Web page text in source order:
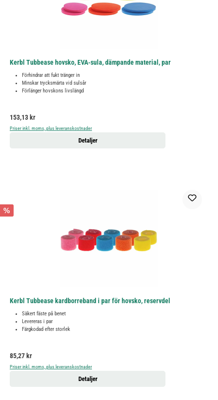
Kerbl Tubbease hovsko, EVA-sula, dämpande material, par
Förhindrar att fukt tränger in
Minskar trycksmärta vid sulsår
Förlänger hovskons livslängd
Ordinarie pris:
153,13 kr
Priser inkl. moms, plus leveranskostnader
Detaljer
%
Kerbl Tubbease kardborreband i par för hovsko, reservdel
Säkert fäste på benet
Levereras i par
Färgkodad efter storlek
Ordinarie pris:
85,27 kr
Priser inkl. moms, plus leveranskostnader
Detaljer